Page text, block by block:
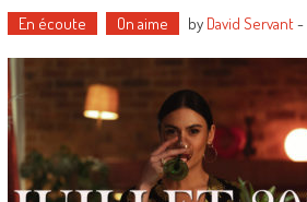
En écoute On aime by David Servant-